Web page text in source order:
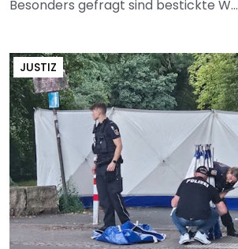
Besonders gefragt sind bestickte W...
JUSTIZ